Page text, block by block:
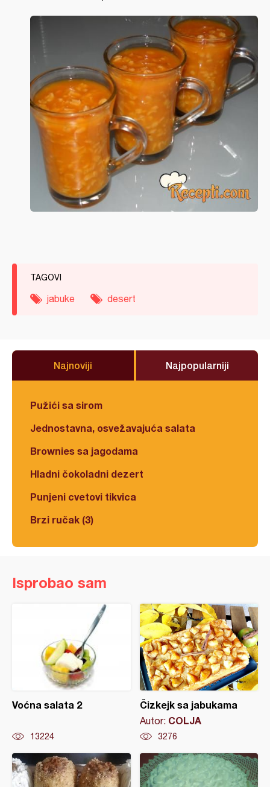
TAGOVI
jabuke desert
Najnoviji Najpopularniji
Pužići sa sirom
Jednostavna, osvežavajuća salata
Brownies sa jagodama
Hladni čokoladni dezert
Punjeni cvetovi tikvica
Brzi ručak (3)
Isprobao sam
Voćna salata 2
13224
Čizkejk sa jabukama
Autor: COLJA
3276